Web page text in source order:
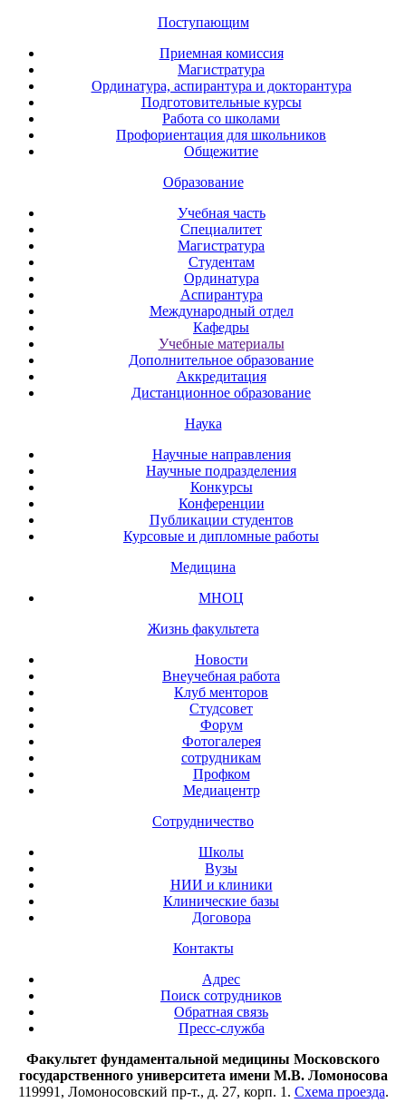
Поступающим
Приемная комиссия
Магистратура
Ординатура, аспирантура и докторантура
Подготовительные курсы
Работа со школами
Профориентация для школьников
Общежитие
Образование
Учебная часть
Специалитет
Магистратура
Студентам
Ординатура
Аспирантура
Международный отдел
Кафедры
Учебные материалы
Дополнительное образование
Аккредитация
Дистанционное образование
Наука
Научные направления
Научные подразделения
Конкурсы
Конференции
Публикации студентов
Курсовые и дипломные работы
Медицина
МНОЦ
Жизнь факультета
Новости
Внеучебная работа
Клуб менторов
Студсовет
Форум
Фотогалерея
сотрудникам
Профком
Медиацентр
Сотрудничество
Школы
Вузы
НИИ и клиники
Клинические базы
Договора
Контакты
Адрес
Поиск сотрудников
Обратная связь
Пресс-служба
Факультет фундаментальной медицины Московского
государственного университета имени М.В. Ломоносова
119991, Ломоносовский пр-т., д. 27, корп. 1. Схема проезда.